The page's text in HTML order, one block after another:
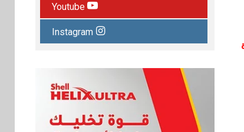
Youtube
Instagram